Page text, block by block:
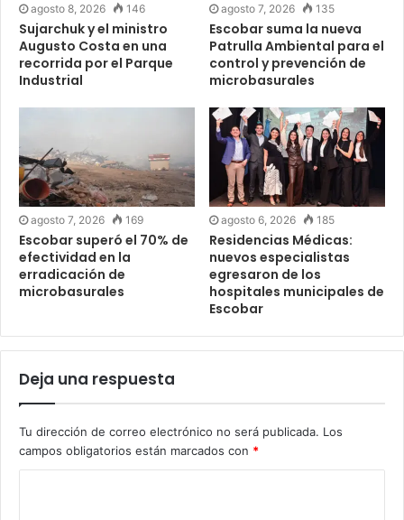
agosto 8, 2026 146
Sujarchuk y el ministro
Augusto Costa en una
recorrida por el Parque
Industrial
agosto 7, 2026 135
Escobar suma la nueva
Patrulla Ambiental para el
control y prevención de
microbasurales
agosto 7, 2026 169
Escobar superó el 70% de
efectividad en la
erradicación de
microbasurales
agosto 6, 2026 185
Residencias Médicas:
nuevos especialistas
egresaron de los
hospitales municipales de
Escobar
Deja una respuesta
Tu dirección de correo electrónico no será publicada. Los
campos obligatorios están marcados con *